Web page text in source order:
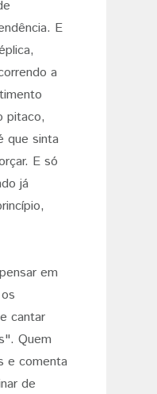
E
a
pitaco,
que sinta
E só
já
em
cantar
Quem
e comenta
de